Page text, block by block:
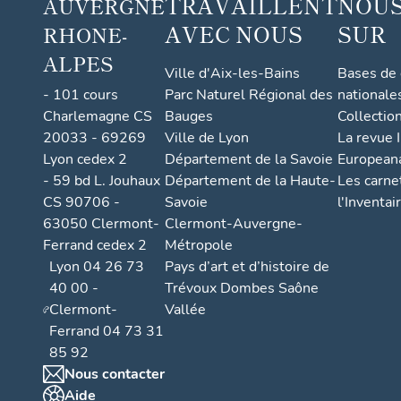
RHONE-
ALPES
- 101 cours
Charlemagne CS
20033 - 69269
Lyon cedex 2
- 59 bd L. Jouhaux
CS 90706 -
63050 Clermont-
Ferrand cedex 2
Lyon 04 26 73
40 00 -
Clermont-
Ferrand 04 73 31
85 92
Nous contacter
Aide
AVEC NOUS
Ville d'Aix-les-Bains
Parc Naturel Régional des
Bauges
Ville de Lyon
Département de la Savoie
Département de la Haute-
Savoie
Clermont-Auvergne-
Métropole
Pays d’art et d’histoire de
Trévoux Dombes Saône
Vallée
SUR
Bases
La revue
Les